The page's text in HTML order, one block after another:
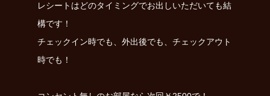
レシートはどのタイミングでお出しいただいても結
構です！
チェックイン時でも、外出後でも、チェックアウト
時でも！